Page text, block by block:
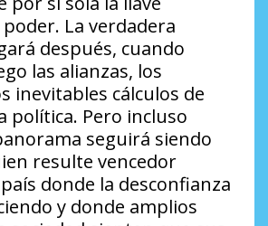
La verdadera
después, cuando
las alianzas, los
inevitables cálculos de
política. Pero incluso
seguirá siendo
resulte vencedor
donde la desconfianza
y donde amplios